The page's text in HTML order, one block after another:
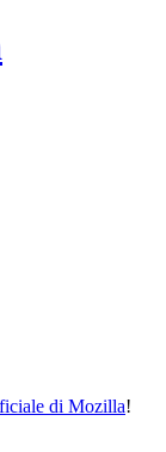
di Mozilla!